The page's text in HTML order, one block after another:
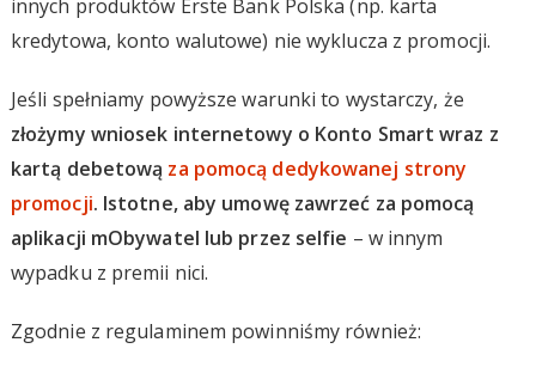
innych produktów Erste Bank Polska (np. karta
kredytowa, konto walutowe) nie wyklucza z promocji.
Jeśli spełniamy powyższe warunki to wystarczy, że
złożymy wniosek internetowy o Konto Smart wraz z
kartą debetową za pomocą dedykowanej strony
promocji. Istotne, aby umowę zawrzeć za pomocą
aplikacji mObywatel lub przez selfie – w innym
wypadku z premii nici.
Zgodnie z regulaminem powinniśmy również: